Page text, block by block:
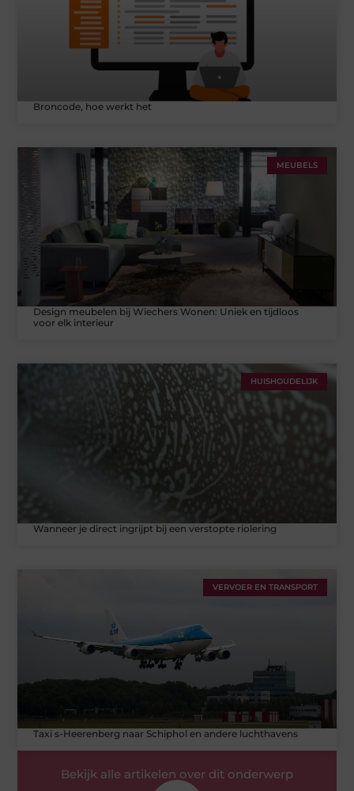
Broncode, hoe werkt het
MEUBELS
Design meubelen bij Wiechers Wonen: Uniek en tijdloos
voor elk interieur
HUISHOUDELIJK
Wanneer je direct ingrijpt bij een verstopte riolering
VERVOER EN TRANSPORT
Taxi s-Heerenberg naar Schiphol en andere luchthavens
Bekijk alle artikelen over dit onderwerp